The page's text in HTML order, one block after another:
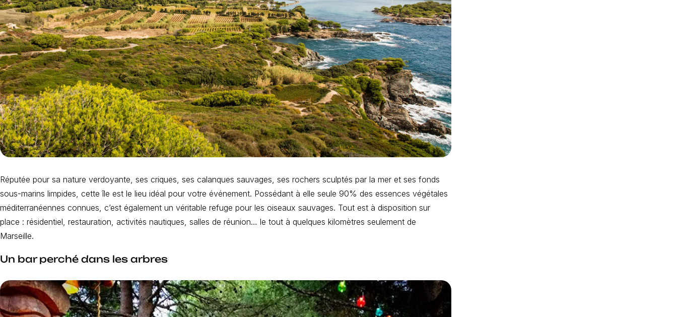
Réputée pour sa nature verdoyante, ses criques, ses calanques sauvages, ses rochers sculptés par la mer et ses fonds
sous-marins limpides, cette île est le lieu idéal pour votre événement. Possédant à elle seule 90% des essences végétales
méditerranéennes connues, c’est également un véritable refuge pour les oiseaux sauvages. Tout est à disposition sur
place : résidentiel, restauration, activités nautiques, salles de réunion… le tout à quelques kilomètres seulement de
Marseille.
Un bar perché dans les arbres